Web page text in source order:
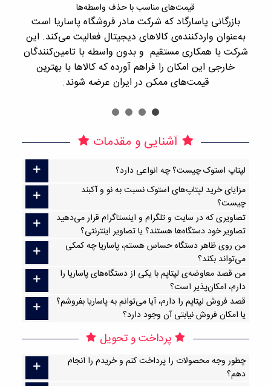
قیمت‌های مناسب با حذف واسطه‌ها
بازرگانی پاسارگاد که شرکت مادر فروشگاه پاساریا است
به‌عنوان واردکننده‌ی کالاهای دیجیتال فعالیت می‌کند. این
شرکت با همکاری مستقیم و بدون واسطه با تامین‌کنندگان
خارجی این امکان را فراهم آورده که کالاها با بهترین
قیمت‌های ممکن در ایران عرضه شوند.
آشنایی و مقدمات
لپتاپ استوک چیست؟ چه انواعی دارد؟
مزایای خرید لپتاپ‌های استوک نسبت به نو و آکبند
چیست؟
تصاویری که در سایت و تلگرام و اینستاگرام قرار می‌دهید
تصاویر خود دستگاه‌ها هستند؟ یا تصاویر اینترنتی؟
من روی ظاهر دستگاه حساس هستم، پاساریا چه کمکی
می‌تواند بکند؟
من قصد معاوضه‌ی لپتاپم با یکی از دستگاه‌های پاساریا را
دارم، امکان‌پذیر است؟
قصد فروش لپتاپم را دارم، آیا می‌توانم به پاساریا بفروشم؟
یا امکان فروش نیابتی آن وجود دارد؟
پرداخت و تحویل
چطور وجه محصولات را پرداخت کنم و خریدم را انجام
دهم؟